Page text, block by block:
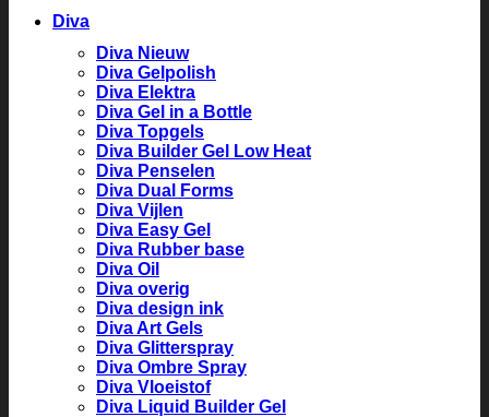
Diva
Diva Nieuw
Diva Gelpolish
Diva Elektra
Diva Gel in a Bottle
Diva Topgels
Diva Builder Gel Low Heat
Diva Penselen
Diva Dual Forms
Diva Vijlen
Diva Easy Gel
Diva Rubber base
Diva Oil
Diva overig
Diva design ink
Diva Art Gels
Diva Glitterspray
Diva Ombre Spray
Diva Vloeistof
Diva Liquid Builder Gel